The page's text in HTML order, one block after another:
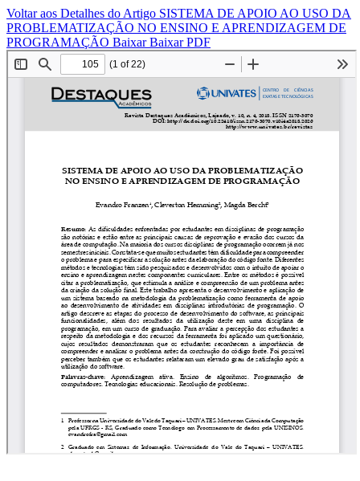
Voltar aos Detalhes do Artigo SISTEMA DE APOIO AO USO DA
PROBLEMATIZAÇÃO NO ENSINO E APRENDIZAGEM DE
PROGRAMAÇÃO BaixarBaixar PDF